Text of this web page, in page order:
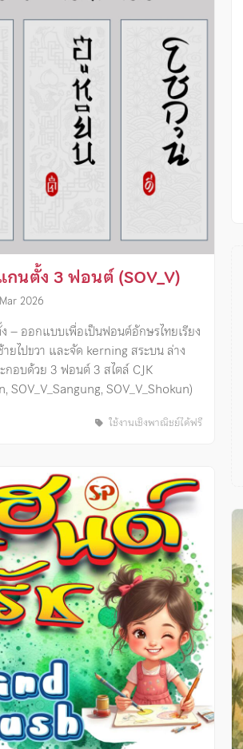
นตั้ง 3 ฟอนต์ (SOV_V)
2026
– ออกแบบเพื่อเป็นฟอนต์อักษรไทยเรียง
ยไปขวา และจัด kerning สระบน ล่าง
กอบด้วย 3 ฟอนต์ 3 สไตล์ CJK
SOV_V_Sangung, SOV_V_Shokun)
ใช้งานเชิงพาณิชย์ได้ฟรี